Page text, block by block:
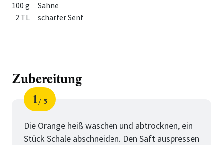
100 g
Sahne
2 TL
scharfer Senf
Zubereitung
Schritt
1
von
5
Die Orange heiß waschen und abtrocknen, ein
Stück Schale abschneiden. Den Saft auspressen